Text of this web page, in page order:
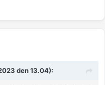
den 13.04):